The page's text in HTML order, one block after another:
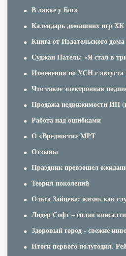
В лавке у Бога
Календарь домашних игр ХК
Книга от Издательского
Суджан Патель: «Я стал в
Изменения по УСН с августа
Что такое электронная
Продажа недвижимости ИП
Работа над ошибками
О «Вредности» МРТ
Отзывы
Праздник превзошел
Теория поколений
Ольга Зайцева: жизнь как
Лидер Софт – сплав
Здоровый город - свежие
Итоги первого полугодия.